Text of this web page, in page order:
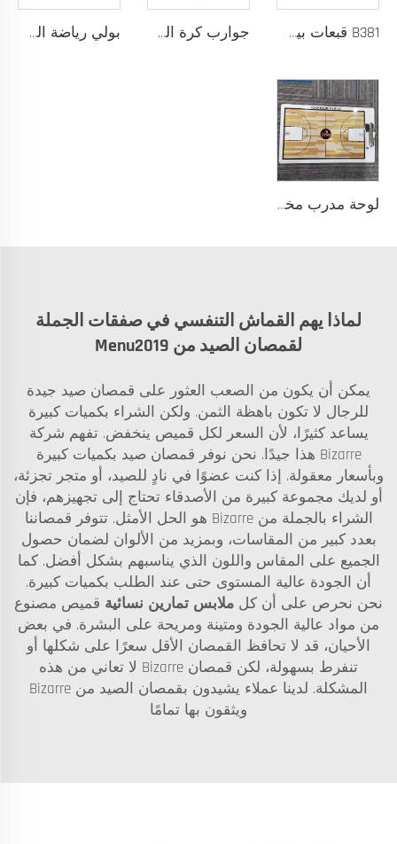
B381 قبعات بيسبول جديدة عصرية للرجال والنساء، قبعات فاخرة بتصميم أنيق، قبعة تراكر جوارب كرة السلة للرجال بتصميم شعار مخصص، جوارب قطنية طويلة من السباندكس مع لبادة عالية، عينة مجانية، خدمة تصنيع المعدات الأصلية بولي رياضة السلة بأكمام طويلة نسيج سريع الجفاف للإحماء، شعار مخصص
لوحة مدرب مخصصة من كلوريد متعدد الفينيل (PVC) 122 مع إمكانية طباعة الشعار بألوان مخصصة، تصميم متين للتدريب الرياضي والتخطيط التكتيكي
لماذا يهم القماش التنفسي في صفقات الجملة
لقمصان الصيد من Menu2019
يمكن أن يكون من الصعب العثور على قمصان صيد جيدة
للرجال لا تكون باهظة الثمن. ولكن الشراء بكميات كبيرة
يساعد كثيرًا، لأن السعر لكل قميص ينخفض. تفهم شركة
Bizarre هذا جيدًا. نحن نوفر قمصان صيد بكميات كبيرة
وبأسعار معقولة. إذا كنت عضوًا في نادٍ للصيد، أو متجر تجزئة،
أو لديك مجموعة كبيرة من الأصدقاء تحتاج إلى تجهيزهم، فإن
الشراء بالجملة من Bizarre هو الحل الأمثل. تتوفر قمصاننا
بعدد كبير من المقاسات، وبمزيد من الألوان لضمان حصول
الجميع على المقاس واللون الذي يناسبهم بشكل أفضل. كما
أن الجودة عالية المستوى حتى عند الطلب بكميات كبيرة.
نحن نحرص على أن كل ملابس تمارين نسائية قميص مصنوع
من مواد عالية الجودة ومتينة ومريحة على البشرة. في بعض
الأحيان، قد لا تحافظ القمصان الأقل سعرًا على شكلها أو
تنفرط بسهولة، لكن قمصان Bizarre لا تعاني من هذه
المشكلة. لدينا عملاء يشيدون بقمصان الصيد من Bizarre
ويثقون بها تمامًا